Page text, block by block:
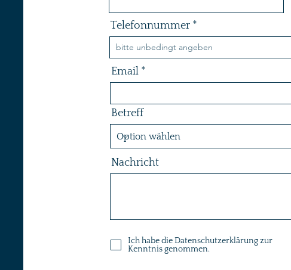
Telefonnummer
Email
Betreff
Nachricht
Ich habe die Datenschutzerklärung zur
Kenntnis genommen.